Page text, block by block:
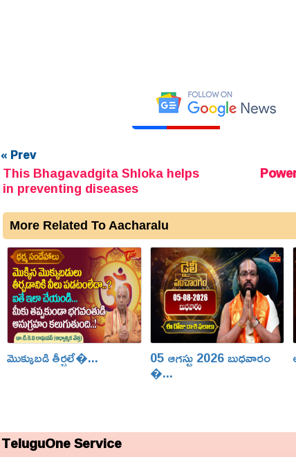
« Prev
This Bhagavadgita Shloka helps
in preventing diseases
More Related To Aacharalu
మొక్కుబడి తీర్చలే�... 05 ఆగస్టు 2026 బుధవారం
�...
TeluguOne Service